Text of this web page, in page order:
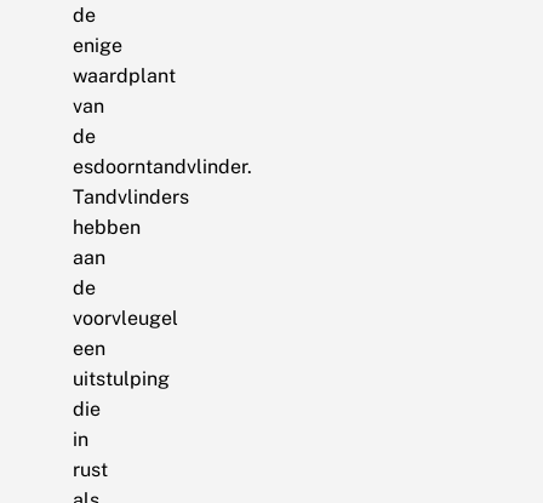
de
enige
waardplant
van
de
esdoorntandvlinder.
Tandvlinders
hebben
aan
de
voorvleugel
een
uitstulping
die
in
rust